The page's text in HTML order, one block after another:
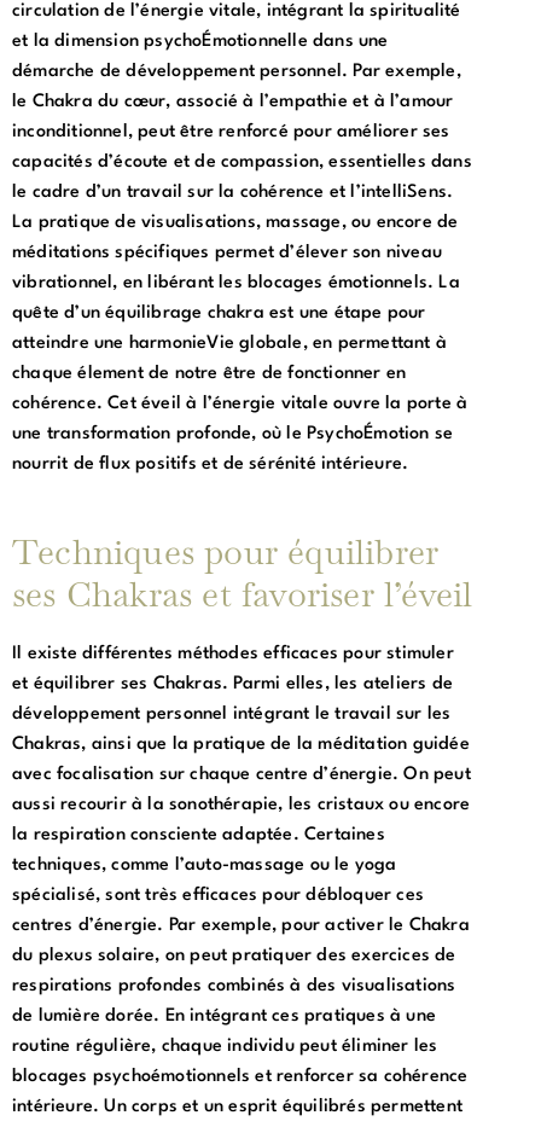
circulation de l’énergie vitale, intégrant la spiritualité
et la dimension psychoÉmotionnelle dans une
démarche de développement personnel. Par exemple,
le Chakra du cœur, associé à l’empathie et à l’amour
inconditionnel, peut être renforcé pour améliorer ses
capacités d’écoute et de compassion, essentielles dans
le cadre d’un travail sur la cohérence et l’intelliSens.
La pratique de visualisations, massage, ou encore de
méditations spécifiques permet d’élever son niveau
vibrationnel, en libérant les blocages émotionnels. La
quête d’un équilibrage chakra est une étape pour
atteindre une harmonieVie globale, en permettant à
chaque élement de notre être de fonctionner en
cohérence. Cet éveil à l’énergie vitale ouvre la porte à
une transformation profonde, où le PsychoÉmotion se
nourrit de flux positifs et de sérénité intérieure.
Techniques pour équilibrer
ses Chakras et favoriser l’éveil
Il existe différentes méthodes efficaces pour stimuler
et équilibrer ses Chakras. Parmi elles, les ateliers de
développement personnel intégrant le travail sur les
Chakras, ainsi que la pratique de la méditation guidée
avec focalisation sur chaque centre d’énergie. On peut
aussi recourir à la sonothérapie, les cristaux ou encore
la respiration consciente adaptée. Certaines
techniques, comme l’auto-massage ou le yoga
spécialisé, sont très efficaces pour débloquer ces
centres d’énergie. Par exemple, pour activer le Chakra
du plexus solaire, on peut pratiquer des exercices de
respirations profondes combinés à des visualisations
de lumière dorée. En intégrant ces pratiques à une
routine régulière, chaque individu peut éliminer les
blocages psychoémotionnels et renforcer sa cohérence
intérieure. Un corps et un esprit équilibrés permettent